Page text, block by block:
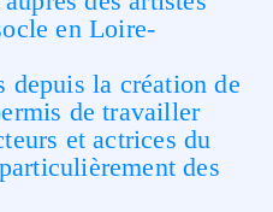
en Loire-
depuis la création de
de travailler
et actrices du
des